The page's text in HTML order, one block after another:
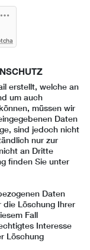
erstellt, welche an
um auch
müssen wir
Daten
sind jedoch nicht
nur zur
an Dritte
finden Sie unter
Daten
Löschung Ihrer
Fall
Interesse
Löschung